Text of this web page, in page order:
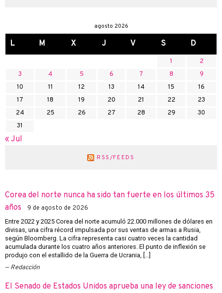
agosto 2026
L M X J V S D
1
2
3
4 5 6 7 8
9
10
11 12 13 14 15
16
17
18 19 20 21 22
23
24
25 26 27 28 29
30
31
« Jul
RSS/FEEDS
Corea del norte nunca ha sido tan fuerte en los últimos 35
años
9 de agosto de 2026
Entre 2022 y 2025 Corea del norte acumuló 22.000 millones de dólares en
divisas, una cifra récord impulsada por sus ventas de armas a Rusia,
según Bloomberg. La cifra representa casi cuatro veces la cantidad
acumulada durante los cuatro años anteriores. El punto de inflexión se
produjo con el estallido de la Guerra de Ucrania, […]
Redacción
El Senado de Estados Unidos aprueba una ley de sanciones